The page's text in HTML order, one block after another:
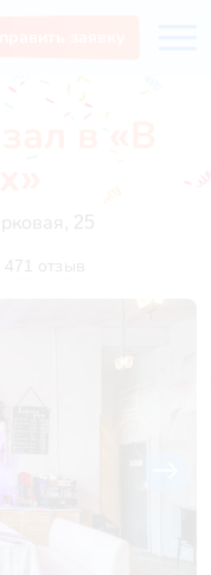
в «В
25
471 отзыв